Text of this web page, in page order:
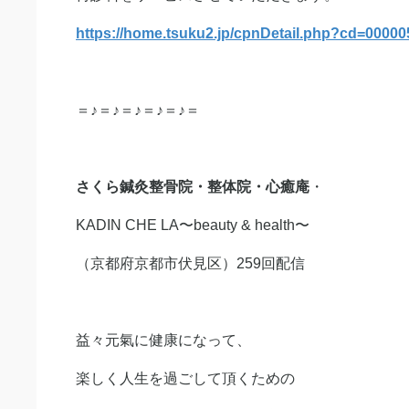
https://home.tsuku2.jp/
＝♪＝♪＝♪＝♪＝♪＝
さくら鍼灸整骨院・整体院・心癒庵 ・
KADIN CHE LA〜beauty & health〜
（京都府京都市伏見区）259回配信
益々元氣に健康になって、
楽しく人生を過ごして頂くための